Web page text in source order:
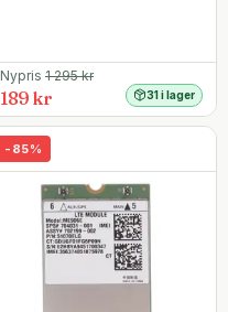
Nypris 1 295kr
189 kr 31 i lager
- 85%